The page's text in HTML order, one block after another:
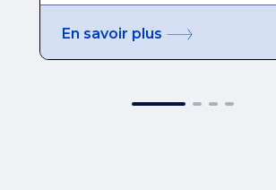
En savoir plus